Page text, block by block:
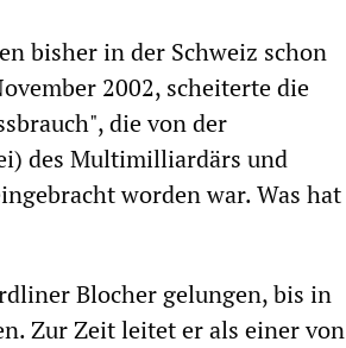
bisher in der Schweiz schon
2002, scheiterte die
die von der
des Multimilliardärs und
worden war. Was hat
Blocher gelungen, bis in
Zur Zeit leitet er als einer von